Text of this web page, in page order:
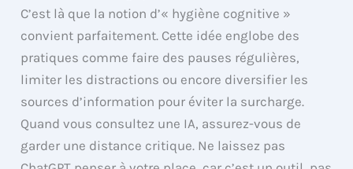
C’est là que la notion d’« hygiène cognitive »
convient parfaitement. Cette idée englobe des
pratiques comme faire des pauses régulières,
limiter les distractions ou encore diversifier les
sources d’information pour éviter la surcharge.
Quand vous consultez une IA, assurez-vous de
garder une distance critique. Ne laissez pas